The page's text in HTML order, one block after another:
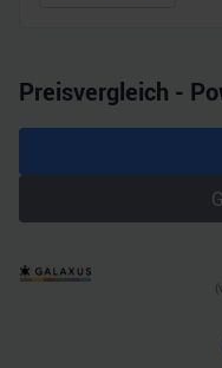
Preisvergleich -